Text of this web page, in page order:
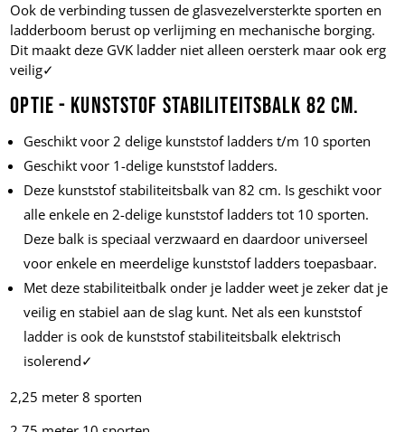
Ook de verbinding tussen de glasvezelversterkte sporten en
ladderboom berust op verlijming en mechanische borging.
Dit maakt deze GVK ladder niet alleen oersterk maar ook erg
veilig✓
Optie - Kunststof stabiliteitsbalk 82 cm.
Geschikt voor 2 delige kunststof ladders t/m 10 sporten
Geschikt voor 1-delige kunststof ladders.
Deze kunststof stabiliteitsbalk van 82 cm. Is geschikt voor
alle enkele en 2-delige kunststof ladders tot 10 sporten.
Deze balk is speciaal verzwaard en daardoor universeel
voor enkele en meerdelige kunststof ladders toepasbaar.
Met deze stabiliteitbalk onder je ladder weet je zeker dat je
veilig en stabiel aan de slag kunt. Net als een kunststof
ladder is ook de kunststof stabiliteitsbalk elektrisch
isolerend✓
2,25 meter 8 sporten